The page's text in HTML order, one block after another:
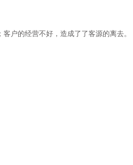
户的经营不好，造成了了客源的离去。